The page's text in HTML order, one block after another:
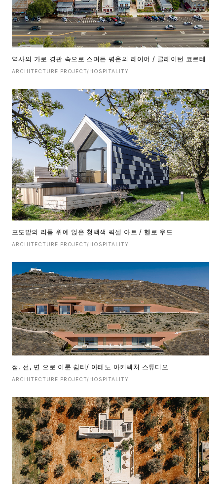
역사의 가로 경관 속으로 스며든 평온의 레이어 / 클레이턴 코르테
ARCHITECTURE PROJECT/HOSPITALITY
포도밭의 리듬 위에 얹은 청백색 픽셀 아트 / 헬로 우드
ARCHITECTURE PROJECT/HOSPITALITY
점, 선, 면 으로 이룬 쉼터/ 아테노 아키텍처 스튜디오
ARCHITECTURE PROJECT/HOSPITALITY